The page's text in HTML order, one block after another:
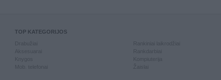
TOP KATEGORIJOS
Knygos
Mob. telefonai
Kompiuterija
Žaislai